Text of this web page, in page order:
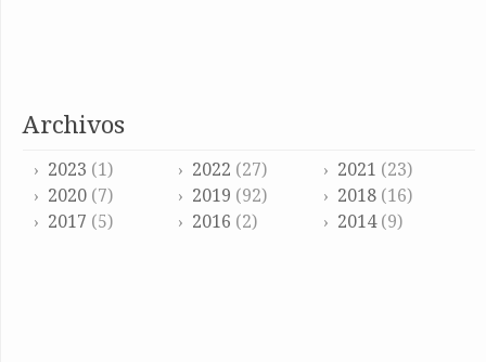
archivos
2023 (1) 2022 (27) 2021 (23)
2020 (7) 2019 (92) 2018(16)
2017 (5) 2016 (2) 2014(9)